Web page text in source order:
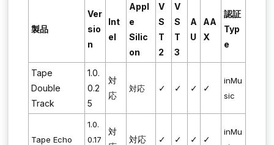
製品
Ver
sio
n
Int
el
Appl
e
Silic
on
V
S
T
2
V
S
T
3
A
U
AA
X
認証
Typ
e
Tape
Double
Track
1.0.
0.2
5
対
応
対応 ✓ ✓ ✓ ✓
inMu
sic
Tape Echo
1.0.
0.17
対
対応 ✓ ✓ ✓ ✓
inMu